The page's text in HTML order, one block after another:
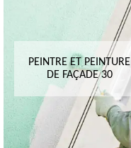
PEINTRE ET PEINTURE
DE FAÇADE 30